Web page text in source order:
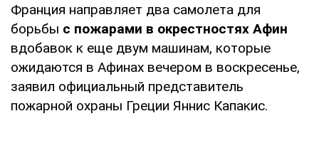
Франция направляет два самолета для
борьбы с пожарами в окрестностях Афин
вдобавок к еще двум машинам, которые
ожидаются в Афинах вечером в воскресенье,
заявил официальный представитель
пожарной охраны Греции Яннис Капакис.